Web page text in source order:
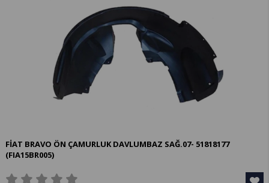
FİAT BRAVO ÖN ÇAMURLUK DAVLUMBAZ SAĞ.07- 51818177
(FIA15BR005)